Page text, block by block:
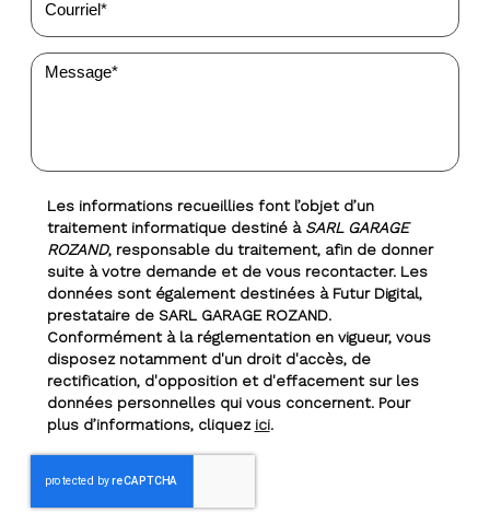
Les informations recueillies font l’objet d’un
traitement informatique destiné àSARL GARAGE
ROZAND, responsable du traitement, afin de donner
suite à votre demande et de vous recontacter. Les
données sont également destinées à Futur Digital,
prestataire de SARL GARAGE ROZAND.
Conformément à la réglementation en vigueur, vous
disposez notamment d'un droit d'accès, de
rectification, d'opposition et d'effacement sur les
données personnelles qui vous concernent. Pour
plus d’informations, cliquez ici.